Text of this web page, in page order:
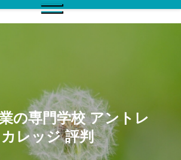
の専門学校 アントレ
カレッジ 評判